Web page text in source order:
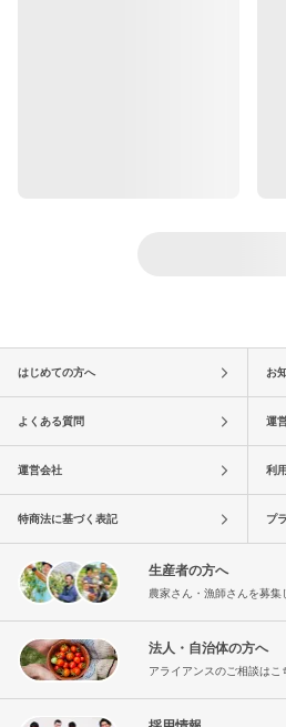
はじめての方へ お
よくある質問 運
運営会社 利
特商法に基づく表記 プ
生産者の方へ
農家さん・漁師さんを募集
法人・自治体の方へ
アライアンスのご相談はこ